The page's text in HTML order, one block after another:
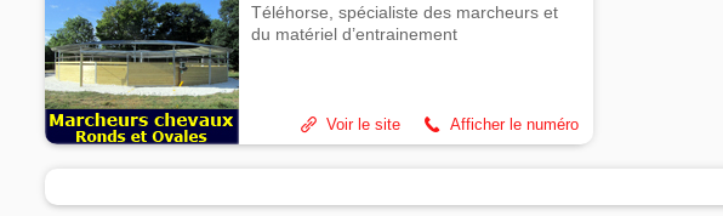
Téléhorse, spécialiste des marcheurs et
du matériel d’entrainement
Afficher le numéro
Voir le site